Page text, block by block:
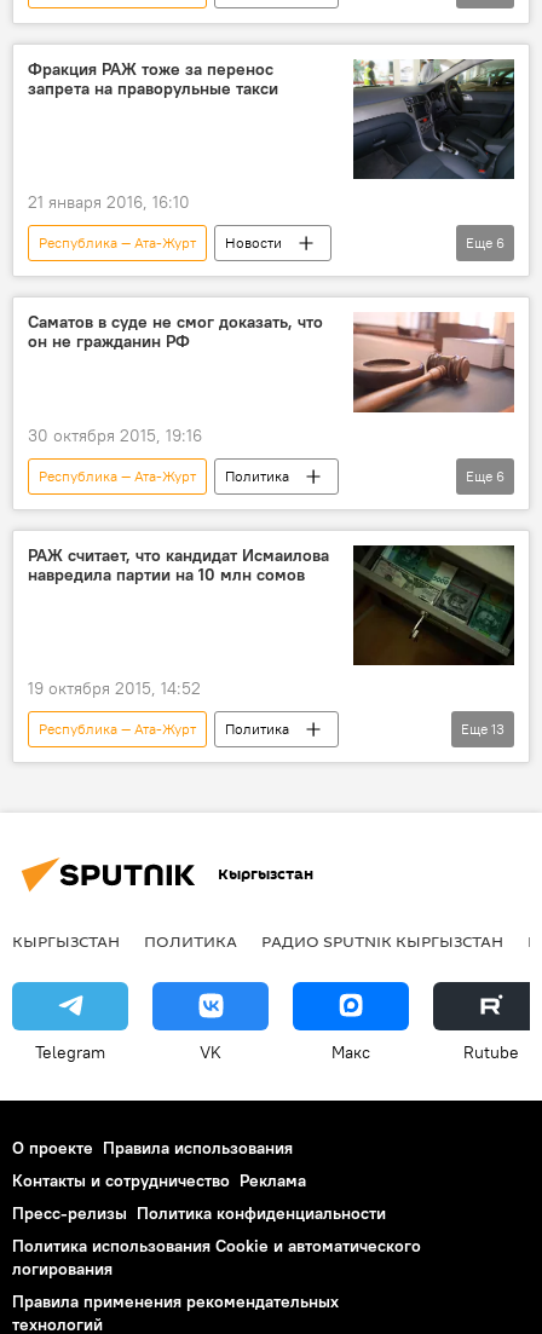
Новости
Кыргызстан
Выборы торага Жогорку Кенеша
СДПК
парламент
спикер
Фракция РАЖ тоже за перенос
запрета на праворульные такси
21 января 2016, 16:10
Республика — Ата-Журт
Новости
Кыргызстан
Общество
Запрет на ввоз праворульных автомобилей в КР
Жогорку Кенеш
Еще 6
Саматов в суде не смог доказать, что
он не гражданин РФ
30 октября 2015, 19:16
Республика — Ата-Журт
Политика
Новости
Кыргызстан
Жыргалбек Саматов
Центральная избирательная комиссия
Еще 6
РАЖ считает, что кандидат Исмаилова
навредила партии на 10 млн сомов
19 октября 2015, 14:52
Республика — Ата-Журт
Политика
Новости
Кыргызстан
Аида Исмаилова
МВД
партия
Скандал с кандидатами в депутаты от партии "Республика — Ата-Журт"
Еще 13
Кыргызстан
КЫРГЫЗСТАН ПОЛИТИКА РАДИО SPUTNIK КЫРГЫЗСТАН
Telegram VK Макс Rutube
О проекте Правила использования
Контакты и сотрудничество Реклама
Пресс-релизы Политика конфиденциальности
Политика использования Cookie и автоматического
логирования
Правила применения рекомендательных
технологий